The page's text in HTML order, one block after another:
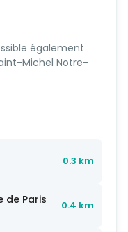
également
Michel Notre-
0.3 km
de Paris 0.4 km